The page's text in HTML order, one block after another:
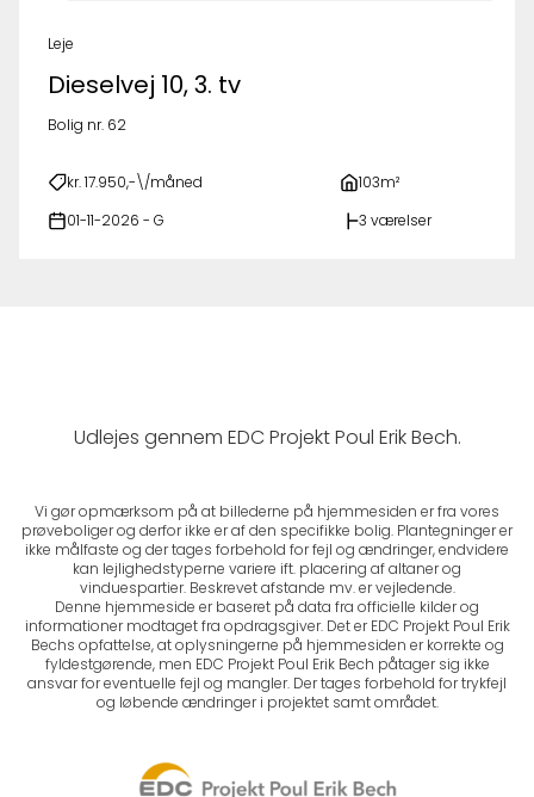
Leje
Dieselvej 10, 3. tv
Bolig nr. 62
kr. 17.950,-\/måned 103m²
01-11-2026 - G 3 værelser
Udlejes gennem EDC Projekt Poul Erik Bech.
Vi gør opmærksom på at billederne på hjemmesiden er fra vores
prøveboliger og derfor ikke er af den specifikke bolig. Plantegninger er
ikke målfaste og der tages forbehold for fejl og ændringer, endvidere
kan lejlighedstyperne variere ift. placering af altaner og
vinduespartier. Beskrevet afstande mv. er vejledende.
Denne hjemmeside er baseret på data fra officielle kilder og
informationer modtaget fra opdragsgiver. Det er EDC Projekt Poul Erik
Bechs opfattelse, at oplysningerne på hjemmesiden er korrekte og
fyldestgørende, men EDC Projekt Poul Erik Bech påtager sig ikke
ansvar for eventuelle fejl og mangler. Der tages forbehold for trykfejl
og løbende ændringer i projektet samt området.